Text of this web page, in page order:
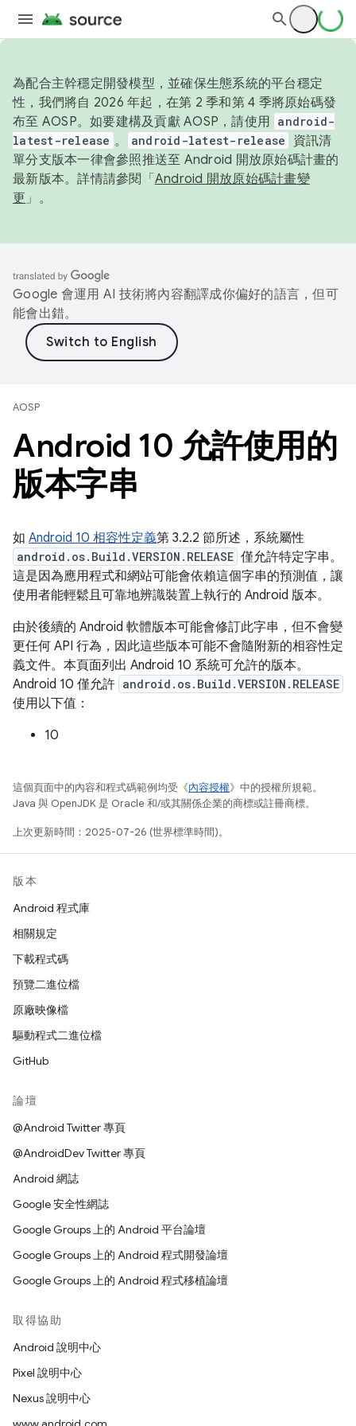
為配合主幹穩定開發模型，並確保生態系統的平台穩定
性，我們將自 2026 年起，在第 2 季和第 4 季將原始碼發
布至 AOSP。如要建構及貢獻 AOSP，請使用 android-
latest-release 。 android-latest-release
資訊清
單分支版本一律會參照推送至 Android 開放原始碼計畫的
最新版本。詳情請參閱「 Android 開放原始碼計畫變
更 」。
Google 會運用 AI 技術將內容翻譯成你偏好的語言，但可
能會出錯。
AOSP
Android 10 允許使用的
版本字串
如 Android 10 相容性定義第 3.2.2 節所述，系統屬性
android.os.Build.VERSION.RELEASE 僅允許特定字串。
這是因為應用程式和網站可能會依賴這個字串的預測值，讓
使用者能輕鬆且可靠地辨識裝置上執行的 Android 版本。
由於後續的 Android 軟體版本可能會修訂此字串，但不會變
更任何 API 行為，因此這些版本可能不會隨附新的相容性定
義文件。本頁面列出 Android 10 系統可允許的版本。
Android 10 僅允許 android.os.Build.VERSION.RELEASE
使用以下值：
10
這個頁面中的內容和程式碼範例均受《內容授權》中的授權所規範。
Java 與 OpenJDK 是 Oracle 和/或其關係企業的商標或註冊商標。
上次更新時間：2025-07-26 (世界標準時間)。
版本
Android 程式庫
相關規定
下載程式碼
預覽二進位檔
原廠映像檔
驅動程式二進位檔
GitHub
論壇
@Android Twitter 專頁
@AndroidDev Twitter 專頁
Android 網誌
Google 安全性網誌
Google Groups 上的 Android 平台論壇
Google Groups 上的 Android 程式開發論壇
Google Groups 上的 Android 程式移植論壇
取得協助
Android 說明中心
Pixel 說明中心
Nexus 說明中心